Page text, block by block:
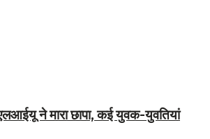
ने मारा छापा, कई युवक-युवतियां